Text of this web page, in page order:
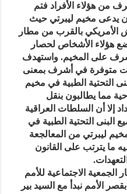
من هؤلاء الأفراد فتم
يدعى مخيم ليبرتي حيث
بالقرب من مطار
هؤلاء الأشخاص لحصار
على المخيم. واستهدف
متوفرة في أشرف بمعنى
التحتية الطبية في مخيم
مما يطالبون بنقل
إلا أن السلطات العراقية
البنى التحتية الطبية في
ليبرتي من المعالجعة
ما يترتب على القانون
الاجتماعية للأمم
الأمم نبدأ مع السيد بير